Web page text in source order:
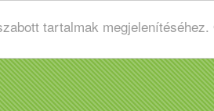
tartalmak